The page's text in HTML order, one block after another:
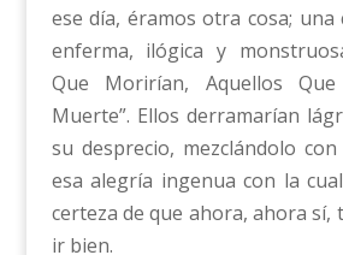
ese día, éramos otra cosa; una
enferma, ilógica y
Que Morirían, Aquellos
Muerte”. Ellos derramarían
su desprecio, mezclándolo
esa alegría ingenua con la
certeza de que ahora, ahora sí,
ir bien.